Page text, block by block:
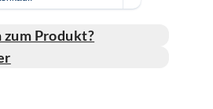
zum Produkt?